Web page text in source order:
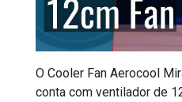
O Cooler Fan Aerocool
conta com ventilador de